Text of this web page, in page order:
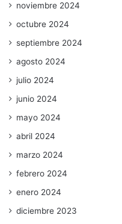
noviembre 2024
octubre 2024
septiembre 2024
agosto 2024
julio 2024
junio 2024
mayo 2024
abril 2024
marzo 2024
febrero 2024
enero 2024
diciembre 2023